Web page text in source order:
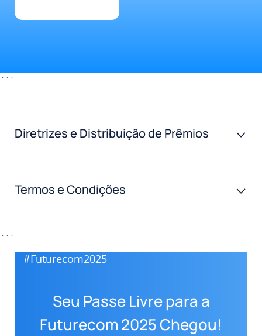
```
Diretrizes e Distribuição de Prêmios
Termos e Condições
```
#Futurecom2025
Seu Passe Livre para a
Futurecom 2025 Chegou!